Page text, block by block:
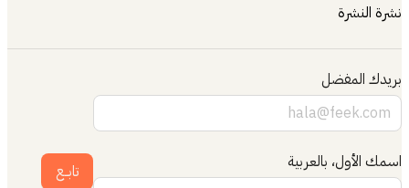
نشرة النشرة
بريدك المفضل
اسمك الأول، بالعربية تابــع